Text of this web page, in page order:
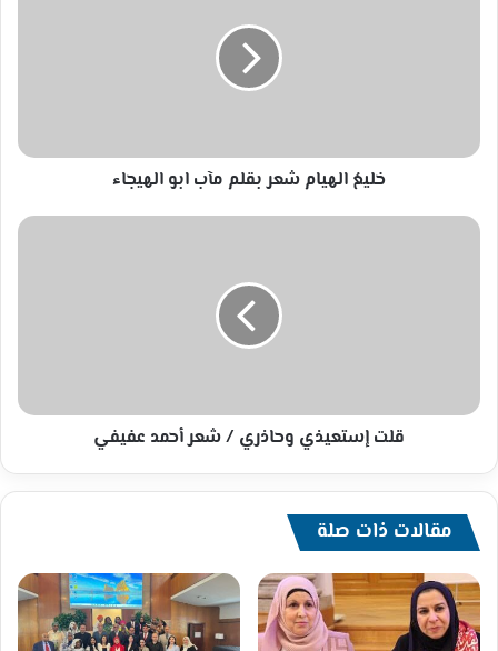
خليعُ الهيام شعر بقلم مآب ابو الهيجاء
قلت
قلت إستعيذي وحاذري / شعر أحمد عفيفي
مقالات ذات صلة